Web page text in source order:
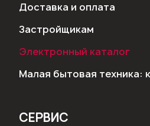
Доставка и оплата
Застройщикам
Электронный каталог
Малая бытовая техника:
СЕРВИС